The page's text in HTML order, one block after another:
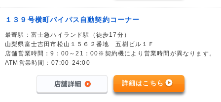
１３９号横町バイパス自動契約コーナー
最寄駅：富士急ハイランド駅（徒歩17分）
山梨県富士吉田市松山１５６２番地 五樹ビル１Ｆ
店舗営業時間：9：00～21：00※契約機により営業時間が異なります。
ATM営業時間：07:00-24:00
詳細はこちら